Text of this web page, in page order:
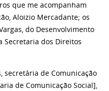
que me acompanham
Aloizio Mercadante; os
do Desenvolvimento
Secretaria dos Direitos
secretária de Comunicação
de Comunicação Social],